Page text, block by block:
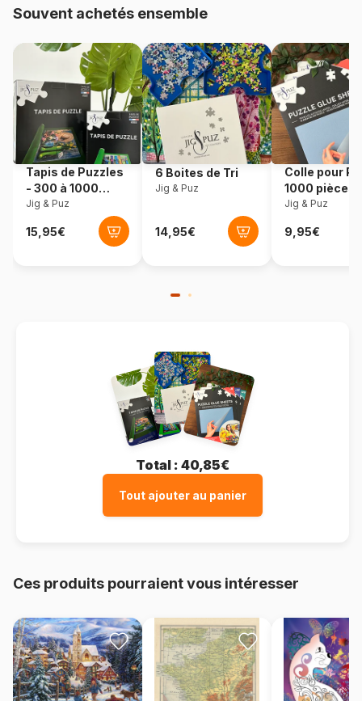
Référence Grafika-F-30058
EAN 3663384300585
Nombre de pièces 2000 pièces
Dimensions 98 x 69 cm
Matière primaire
Format boîte Boîte en carton
Souvent achetés ensemble
Tapis de Puzzles
- 300 à 1000
pièces
Jig & Puz
6 Boites de Tri
Jig & Puz
Colle pour
1000 pièces
Jig & Puz
Total : 40,85€
Tout ajouter au panier
Ces produits pourraient vous intéresser